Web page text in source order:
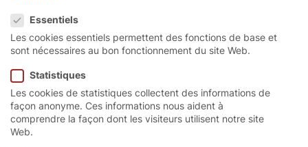
Associé commandité :
EFAFLEX Tor- und Sicherheitssysteme Verwaltungs
GmbH
M. Manfred Merthan, M. Florian Anzeneder
Tribunal chargé de la tenue du registre : Landshut
Numéro d’inscription au registre :
HRB 4706 / HRA 8020
Essentiels
Les cookies essentiels permettent des fonctions de base et
sont nécessaires au bon fonctionnement du site Web.
Statistiques
Les cookies de statistiques collectent des informations de
façon anonyme. Ces informations nous aident à
comprendre la façon dont les visiteurs utilisent notre site
Web.